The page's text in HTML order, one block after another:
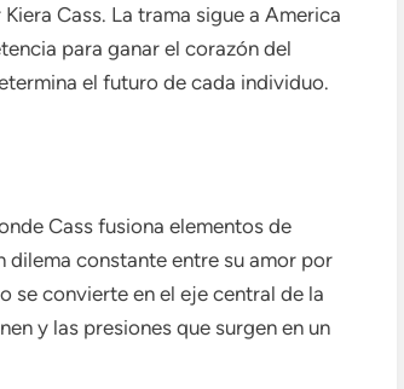
Kiera Cass. La trama sigue a America
para ganar el corazón del
el futuro de cada individuo.
Cass fusiona elementos de
dilema constante entre su amor por
se convierte en el eje central de la
y las presiones que surgen en un